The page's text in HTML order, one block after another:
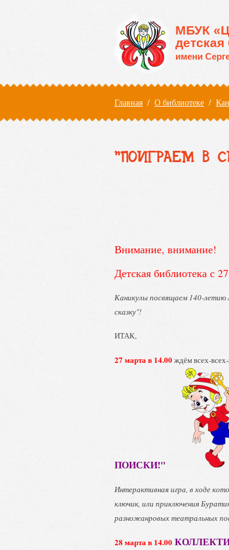
МБУК
детская
имени
Вы здесь
Главная / О библиотеке /
"ПОИГРАЕМ В
Внимание, внимание!
Детская библиотека с
Каникулы посвящаем 140-летию
сказку"!
ИТАК,
27 марта в 14.00ждём всех-
ПОИСКИ!"
Интерактивная игра, в ходе
ключик, или приключения
разножанровых театральных
28 марта в 14.00